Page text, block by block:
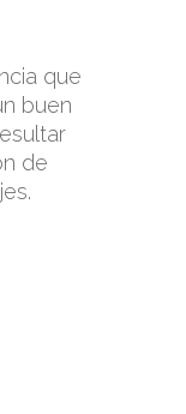
que
buen
de